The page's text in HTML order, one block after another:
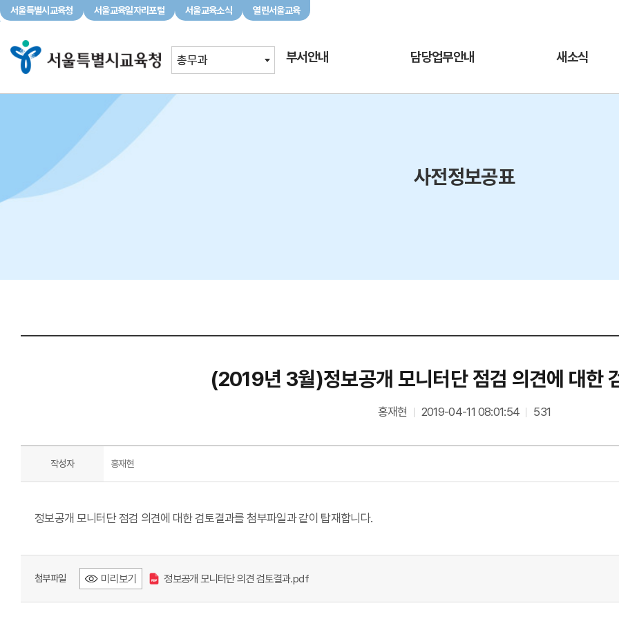
서울특별시교육청 서울교육일자리포털 서울교육소식 열린서울교육
총무과
서울교육
부서안내 담당업무안내 새소식
사전정보공표
(2019년 3월)정보공개 모니터단 점검 의견에 대한
홍재현 2019-04-11 08:01:54 531
작성자 홍재현
정보공개 모니터단 점검 의견에 대한 검토결과를 첨부파일과 같이 탑재합니다.
첨부파일 미리보기 정보공개 모니터단 의견 검토결과.pdf